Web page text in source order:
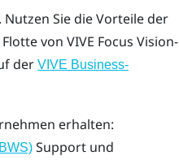
Sie die Vorteile der
von VIVE Focus Vision-
der VIVE Business-
erhalten:
Support und